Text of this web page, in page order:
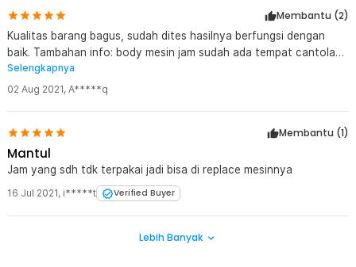
Membantu (2)
Kualitas barang bagus, sudah dites hasilnya berfungsi dengan
baik. Tambahan info: body mesin jam sudah ada tempat cantolan
untuk menggantung jam, kalau tidak dibutuhkan, bisa dipotong
sendiri :)
Selengkapnya
02 Aug 2021, A*****q
Membantu (1)
Mantul
Jam yang sdh tdk terpakai jadi bisa di replace mesinnya
16 Jul 2021, i*****t Verified Buyer
Lebih Banyak